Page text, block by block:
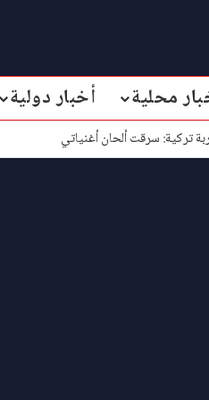
محلية أخبار دولية
تركية: سرقت ألحان أغنياتي